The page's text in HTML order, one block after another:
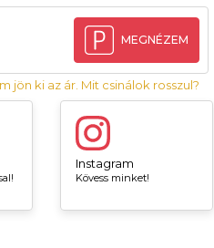
MEGNÉZEM
jön ki az ár. Mit csinálok rosszul?
Instagram
Kövess minket!